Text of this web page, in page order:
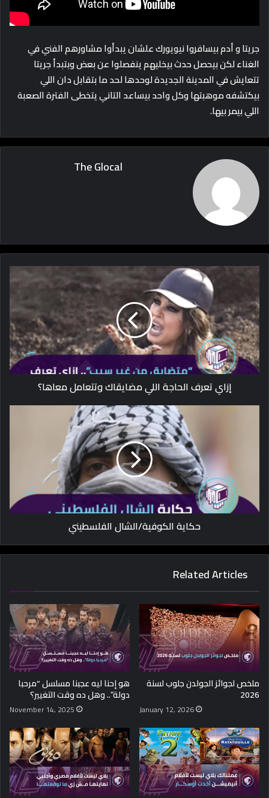
جريتا و أدم بيسافروا نيويورك علشان يبدأوا مشاورهم الفني في
الغناء لكن بيحصل حدث بيخليهم ينفصلوا عن بعض وبتبدأ جريتا
تتعايش في المدينة الجديدة لوحدها لحد ما بتقابل دان اللي
بيكتشفه موهبتها وكل واحد بيساعد التاني يتخطى الفترة الصعبة
اللي بيمر بيها.
The Glocal
إزاي تعرف الحاجة اللي مضايقاك وتتعامل معاها؟
حكاية الكوفية/الشال الفلسطيني
Related Articles
ملخص لجوائز الجولدن جلوب لسنة
2026
January 12, 2026
هو إحنا ليه عجبنا مسلسل “مرحبا
دولة”.. وهل ده وقت التغيير؟
November 14, 2025